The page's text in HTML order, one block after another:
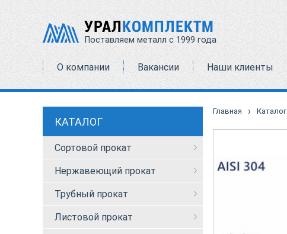
УРАЛКОМПЛЕКТМ
Поставляем металл с 1999 года
О компании Вакансии Наши клиенты
КАТАЛОГ
Сортовой прокат
Нержавеющий прокат
Трубный прокат
Листовой прокат
Главная › Каталог